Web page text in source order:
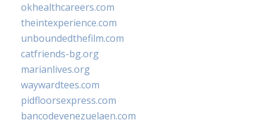
okhealthcareers.com
theintexperience.com
unboundedthefilm.com
catfriends-bg.org
marianlives.org
waywardtees.com
pidfloorsexpress.com
bancodevenezuelaen.com